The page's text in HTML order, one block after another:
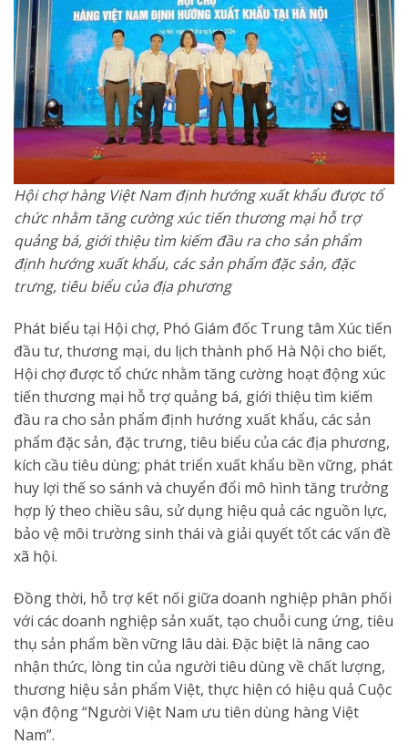
Hội chợ hàng Việt Nam định hướng xuất khẩu được tổ
chức nhằm tăng cường xúc tiến thương mại hỗ trợ
quảng bá, giới thiệu tìm kiếm đầu ra cho sản phẩm
định hướng xuất khẩu, các sản phẩm đặc sản, đặc
trưng, tiêu biểu của địa phương
Phát biểu tại Hội chợ, Phó Giám đốc Trung tâm Xúc tiến
đầu tư, thương mại, du lịch thành phố Hà Nội cho biết,
Hội chợ được tổ chức nhằm tăng cường hoạt động xúc
tiến thương mại hỗ trợ quảng bá, giới thiệu tìm kiếm
đầu ra cho sản phẩm định hướng xuất khẩu, các sản
phẩm đặc sản, đặc trưng, tiêu biểu của các địa phương,
kích cầu tiêu dùng; phát triển xuất khẩu bền vững, phát
huy lợi thế so sánh và chuyển đổi mô hình tăng trưởng
hợp lý theo chiều sâu, sử dụng hiệu quả các nguồn lực,
bảo vệ môi trường sinh thái và giải quyết tốt các vấn đề
xã hội.
Đồng thời, hỗ trợ kết nối giữa doanh nghiệp phân phối
với các doanh nghiệp sản xuất, tạo chuỗi cung ứng, tiêu
thụ sản phẩm bền vững lâu dài. Đặc biệt là nâng cao
nhận thức, lòng tin của người tiêu dùng về chất lượng,
thương hiệu sản phẩm Việt, thực hiện có hiệu quả Cuộc
vận động “Người Việt Nam ưu tiên dùng hàng Việt
Nam”.